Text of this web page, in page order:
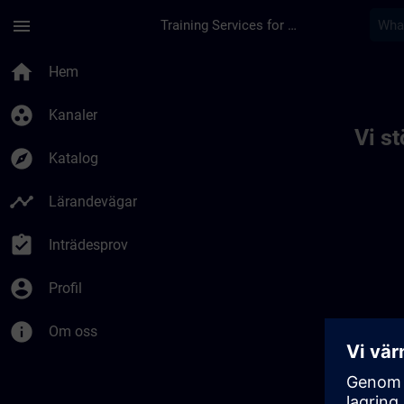
menu Training Services for Digital Industries
home Hem
group_work Kanaler
explore Katalog
timeline Lärandevägar
assignment_turned_in Inträdesprov
account_circle Profil
info Om oss
Vi